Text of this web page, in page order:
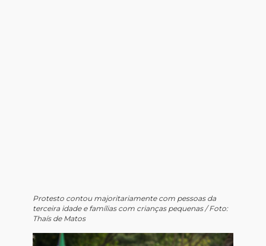
Protesto contou majoritariamente com pessoas da
terceira idade e famílias com crianças pequenas / Foto:
Thaís de Matos